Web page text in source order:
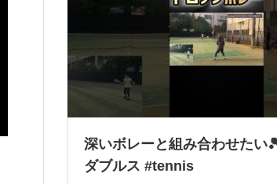
深いボレーと組み合わせたい
ダブルス #tennis